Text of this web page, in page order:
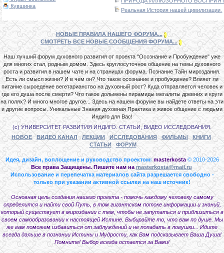
Реальная История нашей цивилизации.
Кувшинка
НОВЫЕ ПРАВИЛА НАШЕГО ФОРУМА...
СМОТРЕТЬ ВСЕ НОВЫЕ СООБЩЕНИЯ ФОРУМА...
Наш лучший форум духовного развития от проекта "Осознание и Пробуждение" уже
для многих стал, родным домом. Здесь круглосуточное общение на темы духовного
роста и развития в нашем чате и на страницах форума. Познание Тайн мироздания.
Есть ли смысл жизни? И в чем он? Что такое осознание и пробуждение? Влияет ли
питание сыроедение вегетарианство на духовный рост? Куда отправляется человек и
где его душа после смерти? Что такое дольмены пирамиды мегалиты древних и круги
на полях? И много многое другое... Здесь на нашем форуме вы найдете ответы на эти
и другие вопросы. Уникальные Знания духовная Практика и живое общение с людьми
Индиго для Вас!
(с) УНИВЕРСИТЕТ РАЗВИТИЯ ИНДИГО. СТАТЬИ, ВИДЕО ИССЛЕДОВАНИЯ.
НОВОЕ
ВИДЕО КАНАЛ ЛЕКЦИИ ИССЛЕДОВАНИЯ ФИЛЬМЫ
КНИГИ
СТАТЬИ
ФОРУМ
Идея, дизайн, воплощение и руководство проектом: masterkosta © 2010-2026
Все права Защищены. Пишите нам на masterkosta@mail.ru
Использование и перепечатка материалов сайта разрешается свободно -
только при указании активной ссылки на наш источник!
Основная цель создания нашего проекта - помочь каждому человеку самому
определится и найти свой Путь, в том гигантском потоке информации и знаний,
который существует в мироздании с тем, чтобы не запутаться и приблизиться в
своем самообразовании к настоящей Истине. Выбирайте то, что вам по душе. Мы
же вам поможем избавиться от заблуждений и не попадать в ловушки... Идите
всегда дальше в познании Истины и Мудрости, как Вам подсказывает Ваша Душа!
Помните! Выбор всегда остается за Вами!